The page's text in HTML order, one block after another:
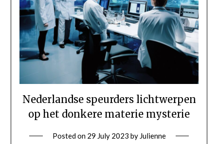
Nederlandse speurders lichtwerpen
op het donkere materie mysterie
Posted on 29 July 2023 by Julienne